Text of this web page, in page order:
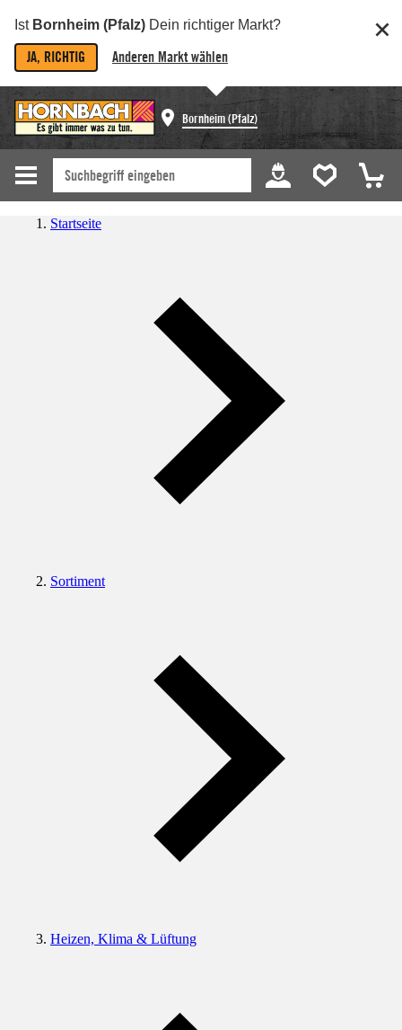
Ist Bornheim (Pfalz) Dein richtiger Markt?
JA, RICHTIG Anderen Markt wählen
Bornheim (Pfalz)
Startseite
Sortiment
Heizen, Klima & Lüftung